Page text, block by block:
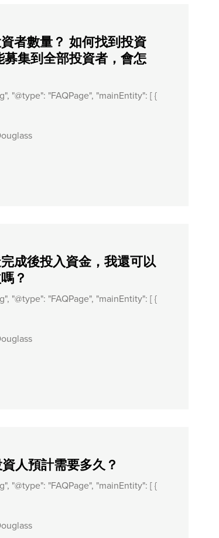
者數量？ 如何找到投資
集到全部投資者，會怎
"@type": "FAQPage", "mainEntity": [ {
成後投入資金，我還可以
？
"@type": "FAQPage", "mainEntity": [ {
人預計需要多久？
"@type": "FAQPage", "mainEntity": [ {